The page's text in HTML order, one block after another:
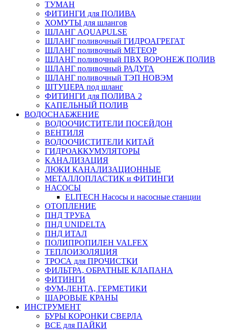
ТУМАН
ФИТИНГИ для ПОЛИВА
ХОМУТЫ для шлангов
ШЛАНГ AQUAPULSE
ШЛАНГ поливочный ГИДРОАГРЕГАТ
ШЛАНГ поливочный МЕТЕОР
ШЛАНГ поливочный ПВХ ВОРОНЕЖ ПОЛИВ
ШЛАНГ поливочный РАДУГА
ШЛАНГ поливочный ТЭП НОВЭМ
ШТУЦЕРА под шланг
ФИТИНГИ для ПОЛИВА 2
КАПЕЛЬНЫЙ ПОЛИВ
ВОДОСНАБЖЕНИЕ
ВОДООЧИСТИТЕЛИ ПОСЕЙДОН
ВЕНТИЛЯ
ВОДООЧИСТИТЕЛИ КИТАЙ
ГИДРОАККУМУЛЯТОРЫ
КАНАЛИЗАЦИЯ
ЛЮКИ КАНАЛИЗАЦИОННЫЕ
МЕТАЛЛОПЛАСТИК и ФИТИНГИ
НАСОСЫ
ELITECH Насосы и насосные станции
ОТОПЛЕНИЕ
ПНД ТРУБА
ПНД UNIDELTA
ПНД ИТАЛ
ПОЛИПРОПИЛЕН VALFEX
ТЕПЛОИЗОЛЯЦИЯ
ТРОСА для ПРОЧИСТКИ
ФИЛЬТРА, ОБРАТНЫЕ КЛАПАНА
ФИТИНГИ
ФУМ-ЛЕНТА, ГЕРМЕТИКИ
ШАРОВЫЕ КРАНЫ
ИНСТРУМЕНТ
БУРЫ КОРОНКИ СВЕРЛА
ВСЕ для ПАЙКИ